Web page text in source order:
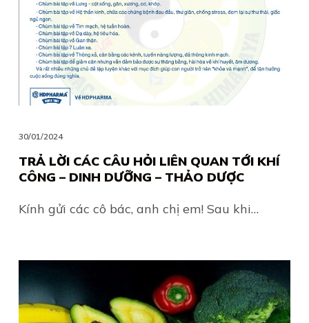
30/01/2024
TRẢ LỜI CÁC CÂU HỎI LIÊN QUAN TỚI KHÍ
CÔNG – DINH DƯỠNG – THẢO DƯỢC
Kính gửi các cô bác, anh chị em! Sau khi…